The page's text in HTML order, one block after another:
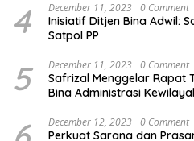
4 December 11, 2023 0 Comment
Inisiatif Ditjen Bina Adwil:
Satpol PP
5 December 11, 2023 0 Comment
Safrizal Menggelar Rapat
Bina Administrasi
December 12, 2023 0 Comment
Perkuat Sarana dan